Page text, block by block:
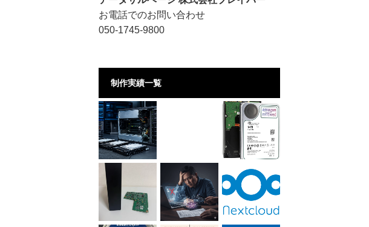
お電話でのお問い合わせ
050-1745-9800
制作実績一覧